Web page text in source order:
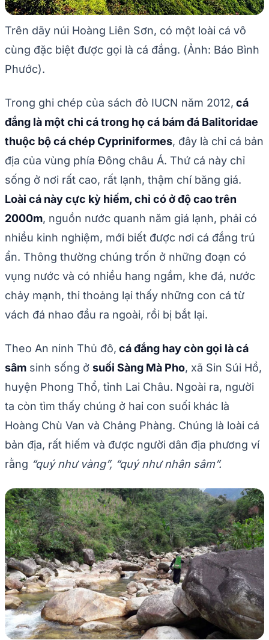
Trên dãy núi Hoàng Liên Sơn, có một loài cá vô
cùng đặc biệt được gọi là cá đắng. (Ảnh: Báo Bình
Phước).
Trong ghi chép của sách đỏ IUCN năm 2012, cá
đắng là một chi cá trong họ cá bám đá Balitoridae
thuộc bộ cá chép Cypriniformes, đây là chi cá bản
địa của vùng phía Đông châu Á. Thứ cá này chỉ
sống ở nơi rất cao, rất lạnh, thậm chí băng giá.
Loài cá này cực kỳ hiếm, chỉ có ở độ cao trên
2000m, nguồn nước quanh năm giá lạnh, phải có
nhiều kinh nghiệm, mới biết được nơi cá đắng trú
ẩn. Thông thường chúng trốn ở những đoạn có
vụng nước và có nhiều hang ngầm, khe đá, nước
chảy mạnh, thi thoảng lại thấy những con cá từ
vách đá nhao đầu ra ngoài, rồi bị bắt lại.
Theo An ninh Thủ đô, cá đắng hay còn gọi là cá
sâm sinh sống ở suối Sàng Mà Pho, xã Sin Súi Hồ,
huyện Phong Thổ, tỉnh Lai Châu. Ngoài ra, người
ta còn tìm thấy chúng ở hai con suối khác là
Hoàng Chù Van và Chảng Phàng. Chúng là loài cá
bản địa, rất hiếm và được người dân địa phương ví
rằng “quý như vàng”, “quý như nhân sâm”.